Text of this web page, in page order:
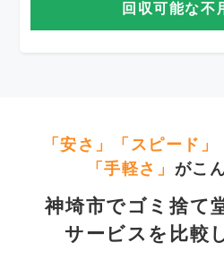
回収可能な不
「安さ」「スピード」
「手軽さ」 がこ
神埼市でゴミ捨て
サービスを比較